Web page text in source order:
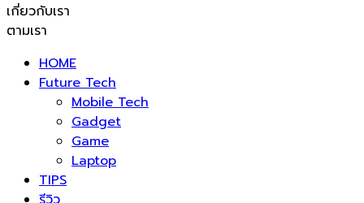
เกี่ยวกับเรา
ตามเรา
HOME
Future Tech
Mobile Tech
Gadget
Game
Laptop
TIPS